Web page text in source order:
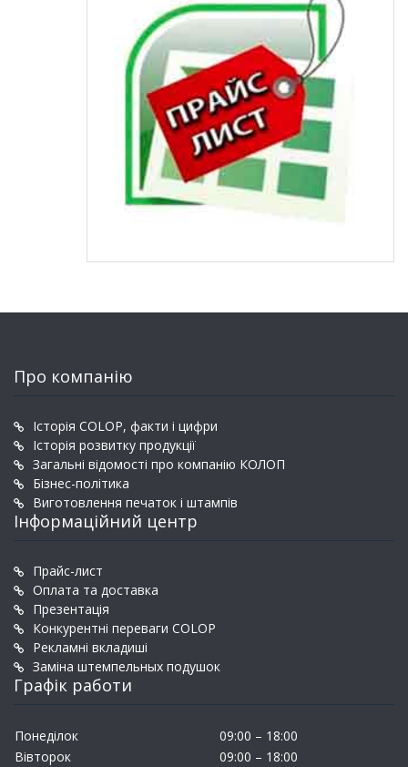
Про компанію
Історія COLOP, факти і цифри
Історія розвитку продукції
Загальні відомості про компанію КОЛОП
Бізнес-політика
Виготовлення печаток і штампів
Інформаційний центр
Прайс-лист
Оплата та доставка
Презентація
Конкурентні переваги COLOP
Рекламні вкладиші
Заміна штемпельных подушок
Графік работи
Понеділок
09:00 – 18:00
Вівторок
09:00 – 18:00